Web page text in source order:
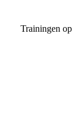
Trainingen op